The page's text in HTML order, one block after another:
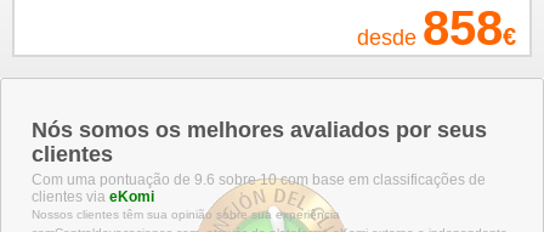
858€
desde
Nós somos os melhores avaliados por seus
clientes
Com uma pontuação de 9.6 sobre 10 com base em classificações de
clientes via eKomi
Nossos clientes têm sua opinião sobre sua experiência